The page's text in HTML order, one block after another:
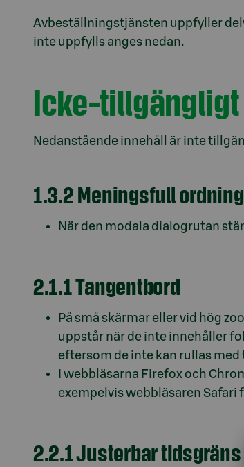
Avbeställningstjänsten uppfyller
inte uppfylls anges nedan.
Icke-
Nedanstående innehåll är inte
1.3.2 Meningsfull ordning
När den modala dialogrutan
2.1.1 Tangentbord
På små skärmar eller vid hög
uppstår när de inte innehåller
eftersom de inte kan rullas
I webbläsarna Firefox och
exempelvis webbläsaren Safari
2.2.1 Justerbar tidsgräns